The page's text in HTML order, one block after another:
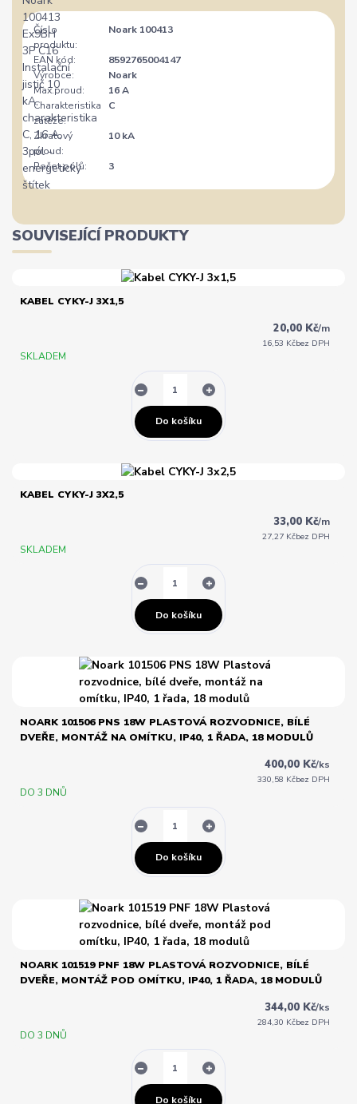
Číslo
produktu:
Noark 100413
EAN kód:
8592765004147
Výrobce:
Noark
Max.proud:
16 A
Charakteristika
zátěže:
C
Zkratový
proud:
10 kA
Počet pólů: 3
SOUVISEJÍCÍ PRODUKTY
KABEL CYKY-J 3X1,5
20,00 Kč/m
16,53 Kčbez DPH
SKLADEM
Do košíku
KABEL CYKY-J 3X2,5
33,00 Kč/m
27,27 Kčbez DPH
SKLADEM
Do košíku
NOARK 101506 PNS 18W PLASTOVÁ ROZVODNICE, BÍLÉ
DVEŘE, MONTÁŽ NA OMÍTKU, IP40, 1 ŘADA, 18 MODULŮ
400,00 Kč/ks
330,58 Kčbez DPH
DO 3 DNŮ
Do košíku
NOARK 101519 PNF 18W PLASTOVÁ ROZVODNICE, BÍLÉ
DVEŘE, MONTÁŽ POD OMÍTKU, IP40, 1 ŘADA, 18 MODULŮ
344,00 Kč/ks
284,30 Kčbez DPH
DO 3 DNŮ
Do košíku